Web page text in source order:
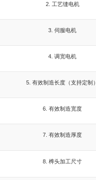
2. 工艺缝电机
3. 伺服电机
4. 调宽电机
5. 有效制造长度（支持定制）
6. 有效制造宽度
7. 有效制造厚度
8. 榫头加工尺寸